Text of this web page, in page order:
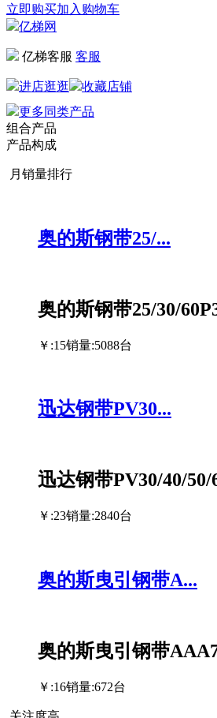
立即购买加入购物车
亿梯网
亿梯客服 客服
进店逛逛
收藏店铺
更多同类产品
组合产品
产品构成
月销量排行
奥的斯钢带25/...
奥的斯钢带25/30/
￥:15销量:5088台
迅达钢带PV30...
迅达钢带PV30/40/50/
￥:23销量:2840台
奥的斯曳引钢带A...
奥的斯曳引钢带
￥:16销量:672台